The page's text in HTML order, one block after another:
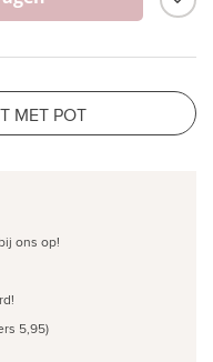
MET POT
ons op!
5,95)